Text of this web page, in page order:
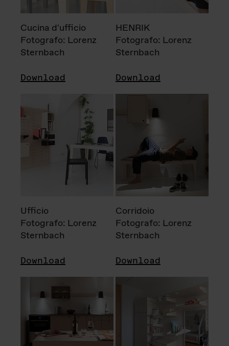
Cucina d'ufficio
Fotografo: Lorenz
Sternbach
Download
HENRIK
Fotografo: Lorenz
Sternbach
Download
Ufficio
Fotografo: Lorenz
Sternbach
Download
Corridoio
Fotografo: Lorenz
Sternbach
Download